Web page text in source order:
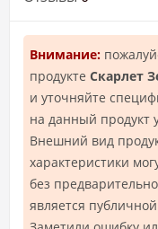
Внимание:
продукте Скарлет
и уточняйте
на данный продукт
Внешний вид
характеристики
без
является